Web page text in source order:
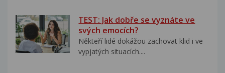
TEST: Jak dobře se vyznáte ve
svých emocích?
Někteří lidé dokážou zachovat klid i ve
vypjatých situacích....